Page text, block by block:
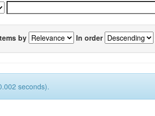
by In order
seconds).